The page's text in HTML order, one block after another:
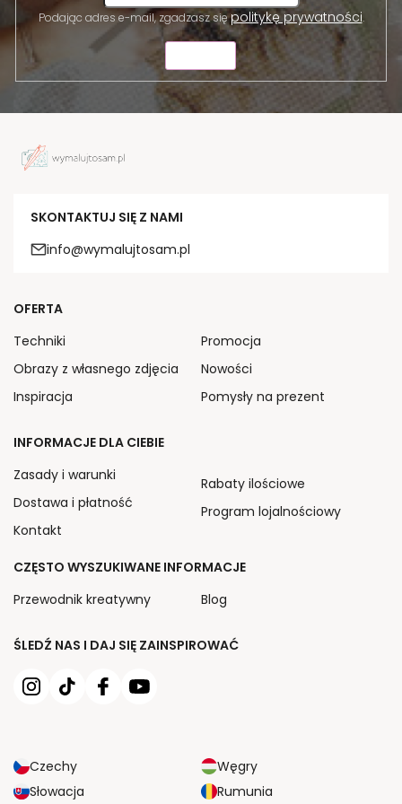
Podając adres e-mail, zgadzasz siępolitykę prywatności.
SKONTAKTUJ SIĘ Z NAMI
info@wymalujtosam.pl
ŚLEDŹ NAS I DAJ SIĘ ZAINSPIROWAĆ
Czechy
Węgry
Słowacja
Rumunia
OFERTA
Techniki
Obrazy z własnego zdjęcia
Inspiracja
Promocja
Nowości
Pomysły na prezent
INFORMACJE DLA CIEBIE
Zasady i warunki
Dostawa i płatność
Kontakt
Rabaty ilościowe
Program lojalnościowy
CZĘSTO WYSZUKIWANE INFORMACJE
Przewodnik kreatywny
Blog